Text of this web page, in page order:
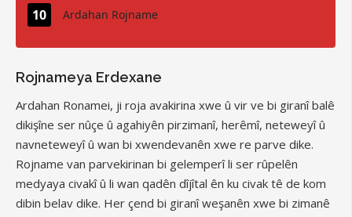
Ardahan Rojname
Rojnameya Erdexane
Ardahan Ronamei, ji roja avakirina xwe û vir ve bi giranî balê
dikişîne ser nûçe û agahiyên pirzimanî, herêmî, neteweyî û
navneteweyî û wan bi xwendevanên xwe re parve dike.
Rojname van parvekirinan bi gelemperî li ser rûpelên
medyaya civakî û li wan qadên dîjîtal ên ku civak tê de kom
dibin belav dike. Her çend bi giranî weşanên xwe bi zimanê